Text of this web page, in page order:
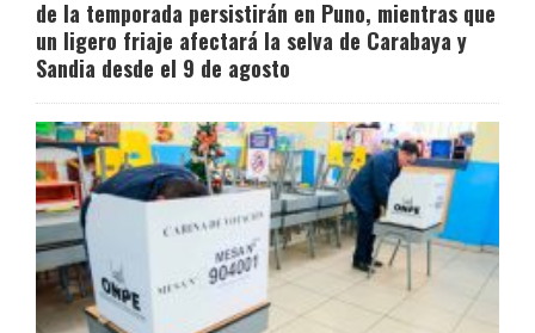
de la temporada persistirán en Puno, mientras que
un ligero friaje afectará la selva de Carabaya y
Sandia desde el 9 de agosto